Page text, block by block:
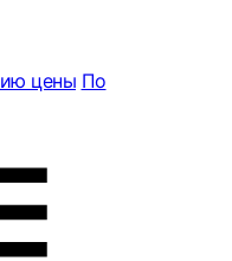
цены По